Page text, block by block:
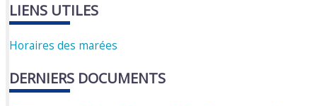
LIENS UTILES
Horaires des marées
DERNIERS DOCUMENTS